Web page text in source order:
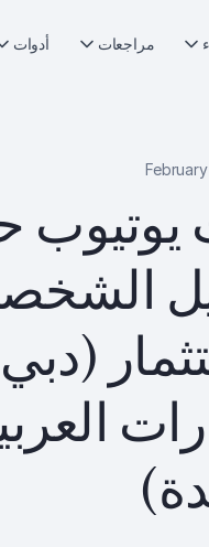
مراجعات أدوات
يوتيوب
(دبي